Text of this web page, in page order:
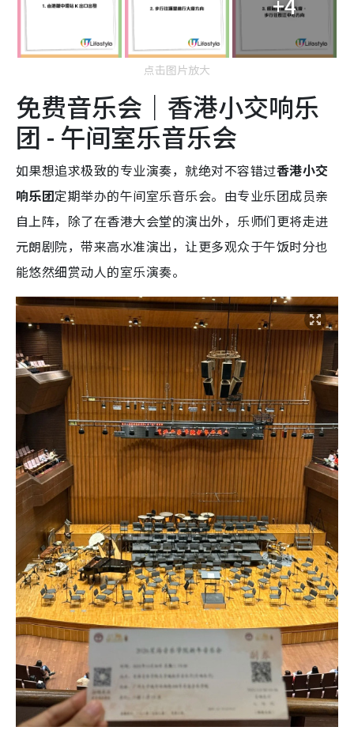
点击图片放大
免费音乐会｜香港小交响乐
团 - 午间室乐音乐会
如果想追求极致的专业演奏，就绝对不容错过香港小交
响乐团定期举办的午间室乐音乐会。由专业乐团成员亲
自上阵，除了在香港大会堂的演出外，乐师们更将走进
元朗剧院，带来高水准演出，让更多观众于午饭时分也
能悠然细赏动人的室乐演奏。